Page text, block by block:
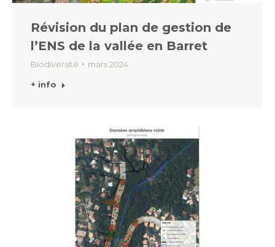
Révision du plan de gestion de
l’ENS de la vallée en Barret
Biodiversité mars 2024
+ info